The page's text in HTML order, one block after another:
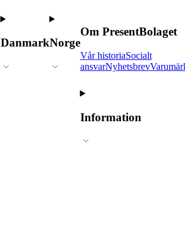
DanmarkNorge
Om PresentBolaget
Vår historiaSocialt
ansvarNyhetsbrev
Information